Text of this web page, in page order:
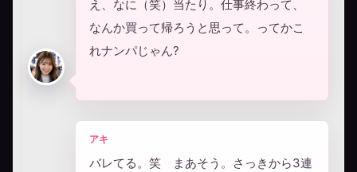
え、なに（笑）当たり。仕事終わって、
なんか買って帰ろうと思って。ってかこ
れナンパじゃん?
アキ
バレてる。笑 まあそう。さっきから3連